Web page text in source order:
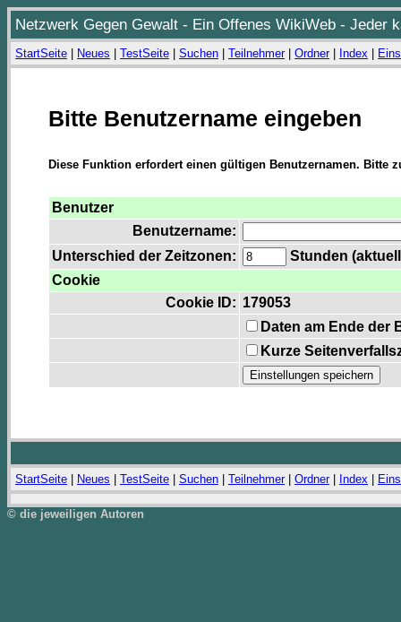
Netzwerk Gegen Gewalt - Ein Offenes WikiWeb - Jeder
StartSeite Neues TestSeite Suchen Teilnehmer| Ordner| Index
Bitte Benutzername eingeben
Diese Funktion erfordert einen gültigen Benutzernamen. Bitte
Benutzer
Benutzername:
Unterschied der Zeitzonen:
Stunden
Cookie
Cookie ID: 179053
Daten am Ende der
Kurze
StartSeite Neues TestSeite Suchen Teilnehmer| Ordner| Index
© die jeweiligen Autoren